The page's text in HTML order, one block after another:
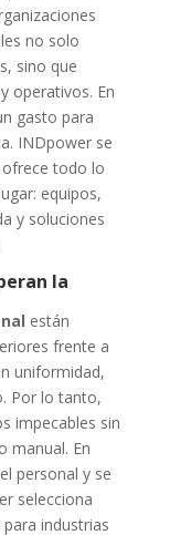
no solo
sino que
operativos. En
gasto para
INDpower se
todo lo
equipos,
y soluciones
la
están
frente a
uniformidad,
Por lo tanto,
impecables sin
manual. En
personal y se
selecciona
industrias